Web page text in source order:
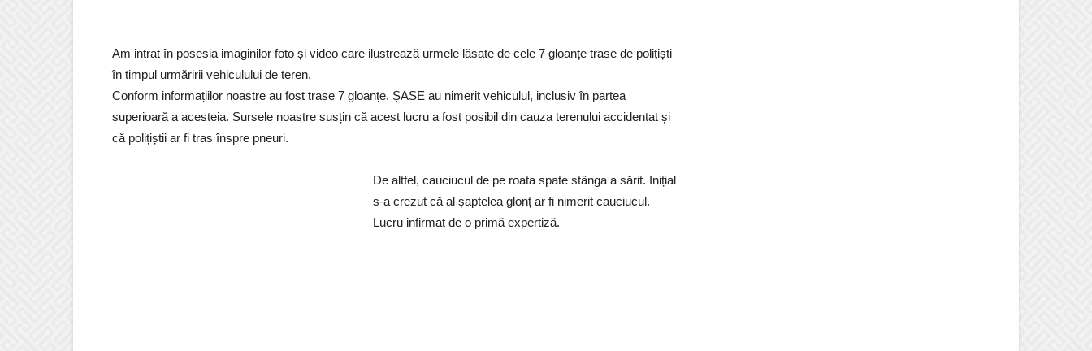
Am intrat în posesia imaginilor foto și video care ilustrează urmele lăsate de cele 7 gloanțe trase de polițiști
în timpul urmăririi vehiculului de teren.
Conform informațiilor noastre au fost trase 7 gloanțe. ȘASE au nimerit vehiculul, inclusiv în partea
superioară a acesteia. Sursele noastre susțin că acest lucru a fost posibil din cauza terenului accidentat și
că polițiștii ar fi tras înspre pneuri.
De altfel, cauciucul de pe roata spate stânga a sărit. Inițial
s-a crezut că al șaptelea glonț ar fi nimerit cauciucul.
Lucru infirmat de o primă expertiză.